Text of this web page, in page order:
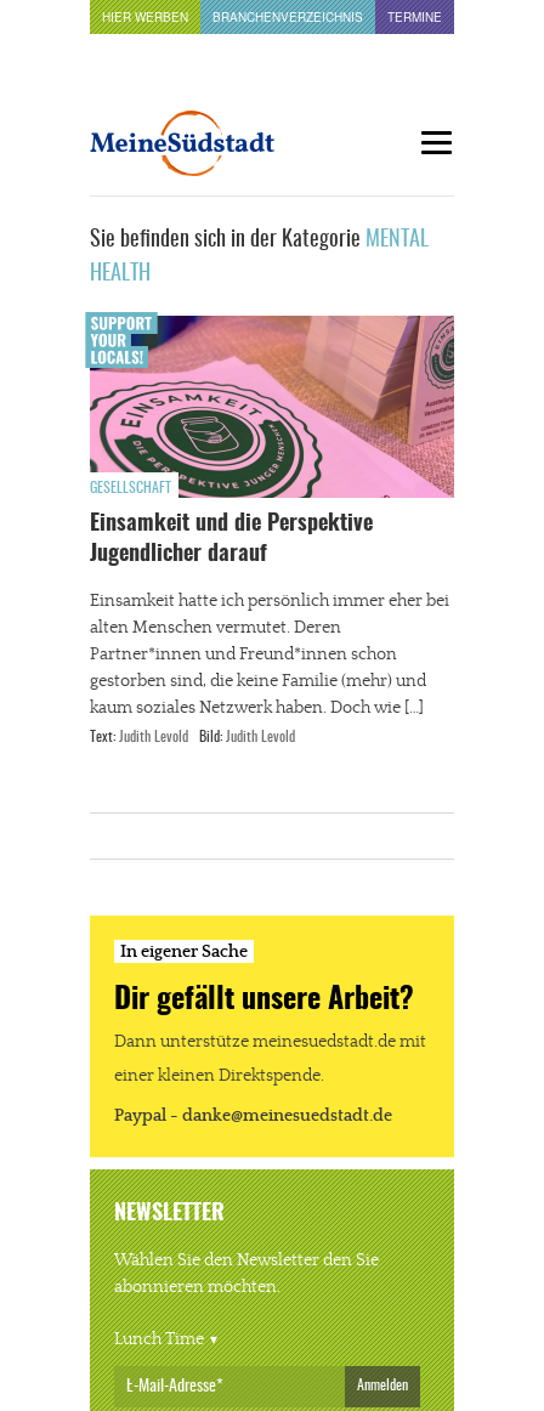
HIER WERBEN BRANCHENVERZEICHNIS TERMINE
Sie befinden sich in der Kategorie MENTAL
HEALTH
GESELLSCHAFT
Einsamkeit und die Perspektive
Jugendlicher darauf
Einsamkeit hatte ich persönlich immer eher bei
alten Menschen vermutet. Deren
Partner*innen und Freund*innen schon
gestorben sind, die keine Familie (mehr) und
kaum soziales Netzwerk haben. Doch wie […]
Text: Judith Levold Bild: Judith Levold
In eigener Sache
Dir gefällt unsere Arbeit?
Dann unterstütze meinesuedstadt.de mit
einer kleinen Direktspende.
Paypal - danke@meinesuedstadt.de
NEWSLETTER
Wählen Sie den Newsletter den Sie
abonnieren möchten.
Lunch Time
Anmelden